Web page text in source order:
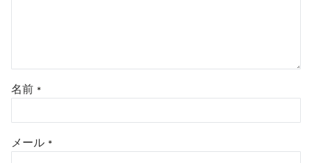
名前 *
メール *